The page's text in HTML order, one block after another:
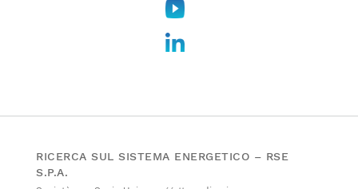
RICERCA SUL SISTEMA ENERGETICO – RSE
S.P.A.